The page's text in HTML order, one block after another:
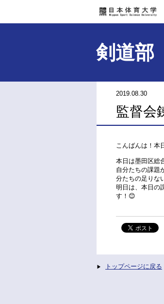
剣道部
2019.08.30
監督会
こんばんは！本
本日は墨田区総
自分たちの課題
分たちの足りな
明日は、本日の
す！😊
トップページに戻る